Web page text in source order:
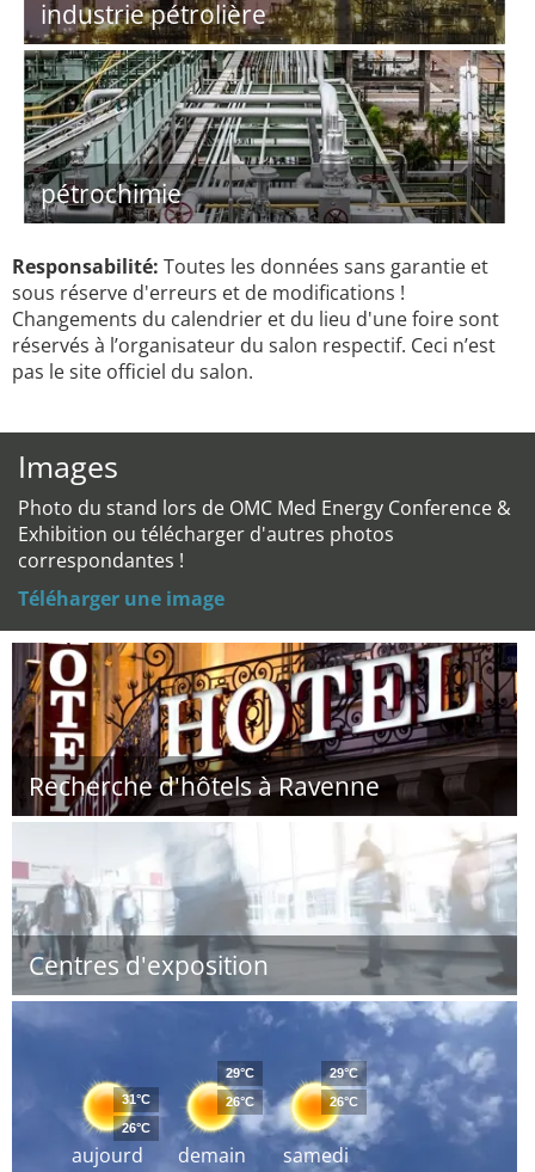
industrie pétrolière
pétrochimie
Responsabilité: Toutes les données sans garantie et
sous réserve d'erreurs et de modifications !
Changements du calendrier et du lieu d'une foire sont
réservés à l’organisateur du salon respectif. Ceci n’est
pas le site officiel du salon.
Images
Photo du stand lors de OMC Med Energy Conference &
Exhibition ou télécharger d'autres photos
correspondantes !
Téléharger une image
Recherche d'hôtels à Ravenne
Centres d'exposition
aujourd
31°C
26°C
demain
29°C
26°C
samedi
29°C
26°C